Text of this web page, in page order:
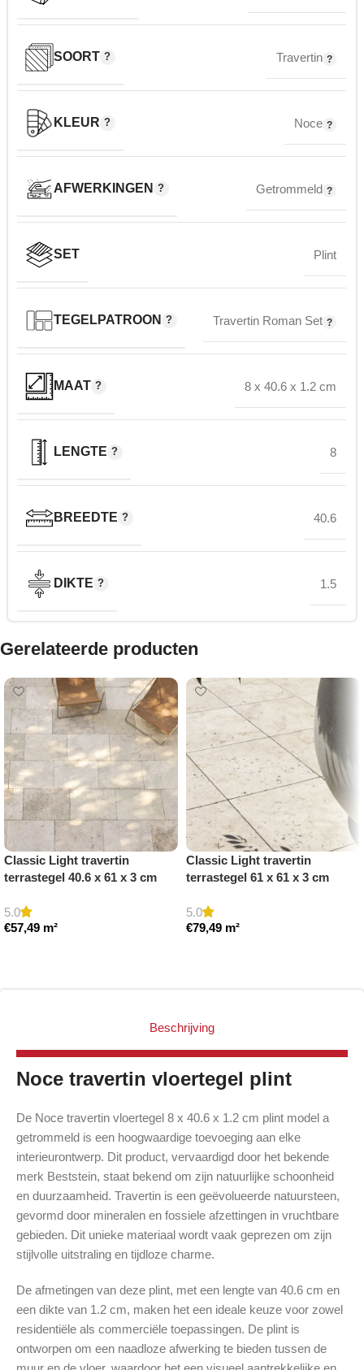
SOORT Travertin
KLEUR Noce
AFWERKINGEN Getrommeld
SET Plint
TEGELPATROON Travertin Roman Set
MAAT 8 x 40.6 x 1.2 cm
LENGTE 8
BREEDTE 40.6
DIKTE 1.5
Gerelateerde producten
Classic Light travertin
terrastegel 40.6 x 61 x 3 cm
5.0
€57,49 m²
Classic Light travertin
terrastegel 61 x 61 x 3 cm
5.0
€79,49 m²
Beschrijving
Noce travertin vloertegel plint
De Noce travertin vloertegel 8 x 40.6 x 1.2 cm plint model a
getrommeld is een hoogwaardige toevoeging aan elke
interieurontwerp. Dit product, vervaardigd door het bekende
merk Beststein, staat bekend om zijn natuurlijke schoonheid
en duurzaamheid. Travertin is een geëvolueerde natuursteen,
gevormd door mineralen en fossiele afzettingen in vruchtbare
gebieden. Dit unieke materiaal wordt vaak geprezen om zijn
stijlvolle uitstraling en tijdloze charme.
De afmetingen van deze plint, met een lengte van 40.6 cm en
een dikte van 1.2 cm, maken het een ideale keuze voor zowel
residentiële als commerciële toepassingen. De plint is
ontworpen om een naadloze afwerking te bieden tussen de